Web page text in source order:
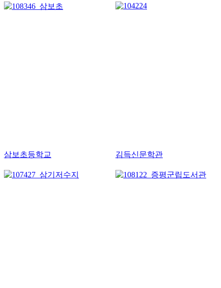
삼보초등학교 김득신문학관